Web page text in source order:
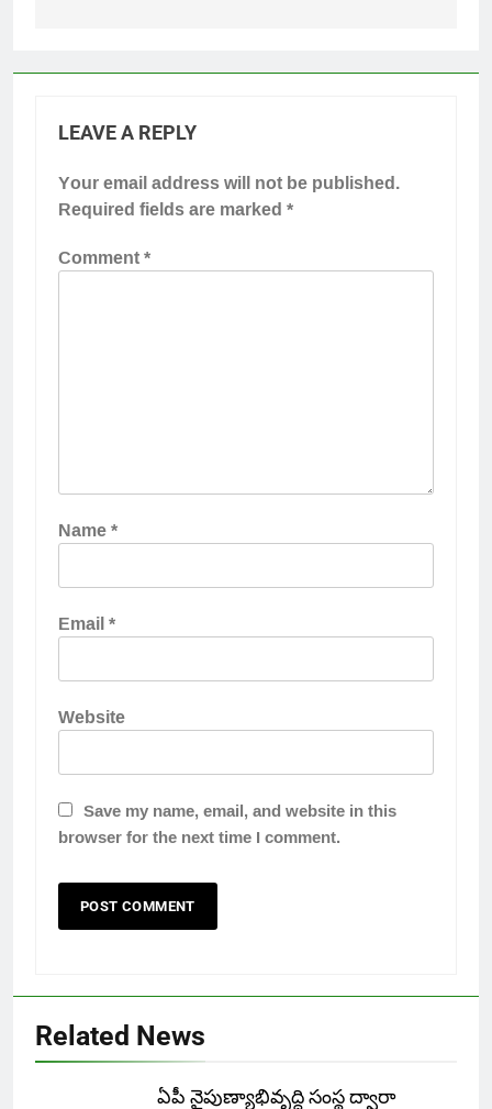
LEAVE A REPLY
Your email address will not be published.
Required fields are marked*
Comment*
Name*
Email*
Website
Save my name, email, and website in this
browser for the next time I comment.
Related News
ఏపీ నైపుణ్యాభివృద్ధి సంస్థ ద్వారా